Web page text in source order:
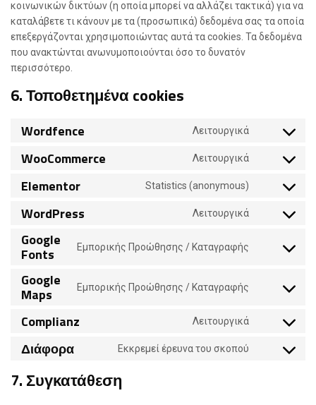
κοινωνικών δικτύων (η οποία μπορεί να αλλάζει τακτικά) για να
καταλάβετε τι κάνουν με τα (προσωπικά) δεδομένα σας τα οποία
επεξεργάζονται χρησιμοποιώντας αυτά τα cookies. Τα δεδομένα
που ανακτώνται ανωνυμοποιούνται όσο το δυνατόν
περισσότερο.
6. Τοποθετημένα cookies
Wordfence Λειτουργικά
WooCommerce Λειτουργικά
Elementor Statistics (anonymous)
WordPress Λειτουργικά
Google
Fonts Εμπορικής Προώθησης / Καταγραφής
Google
Maps Εμπορικής Προώθησης / Καταγραφής
Complianz Λειτουργικά
Διάφορα Εκκρεμεί έρευνα του σκοπού
7. Συγκατάθεση